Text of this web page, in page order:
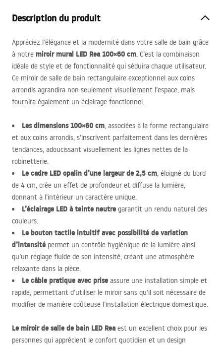
Description du produit
Appréciez l’élégance et la modernité dans votre salle de bain grâce
à notre miroir mural LED Rea 100×60 cm. C’est la combinaison
idéale de style et de fonctionnalité qui séduira chaque utilisateur.
Ce miroir de salle de bain rectangulaire exceptionnel aux coins
arrondis agrandira non seulement visuellement l’espace, mais
fournira également un éclairage fonctionnel.
Les dimensions 100×60 cm, associées à la forme rectangulaire
et aux coins arrondis, s’inscrivent parfaitement dans les dernières
tendances, adoucissant visuellement les lignes nettes de la
robinetterie.
Le cadre LED opalin d’une largeur de 2,5 cm, éloigné du bord
de 4 cm, crée un effet de profondeur et diffuse la lumière,
donnant à l’intérieur un caractère unique.
L’éclairage LED à teinte neutre garantit un rendu naturel des
couleurs.
Le bouton tactile intuitif avec possibilité de variation
d’intensité permet un contrôle hygiénique de la lumière ainsi
qu’un réglage fluide de son intensité, créant une atmosphère
relaxante dans la pièce.
Le câble pratique avec prise assure une installation simple et
rapide, permettant d’utiliser le miroir sans qu’il soit nécessaire de
modifier de manière coûteuse l’installation électrique domestique.
Le miroir de salle de bain LED Rea est un excellent choix pour les
personnes qui apprécient le confort quotidien et un design